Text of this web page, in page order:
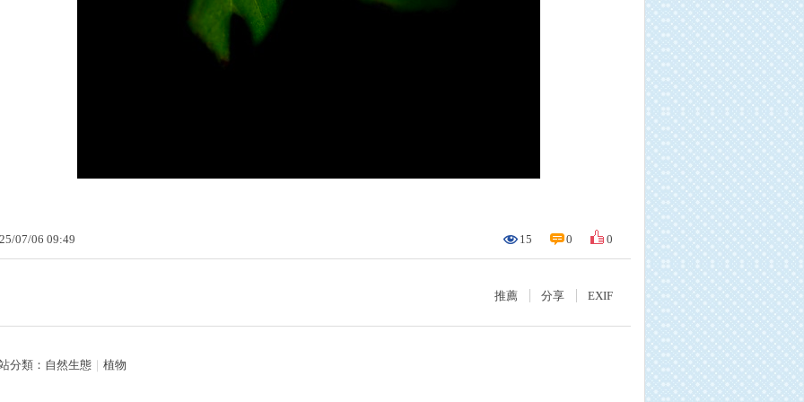
/07/06 09:49 15 0 0
推薦 分享 EXIF
分類： 自然生態 植物